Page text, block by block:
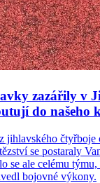
zazářily v
do našeho
jihlavského čtyřboje
se postaraly
se ale celému
bojovné výkony.